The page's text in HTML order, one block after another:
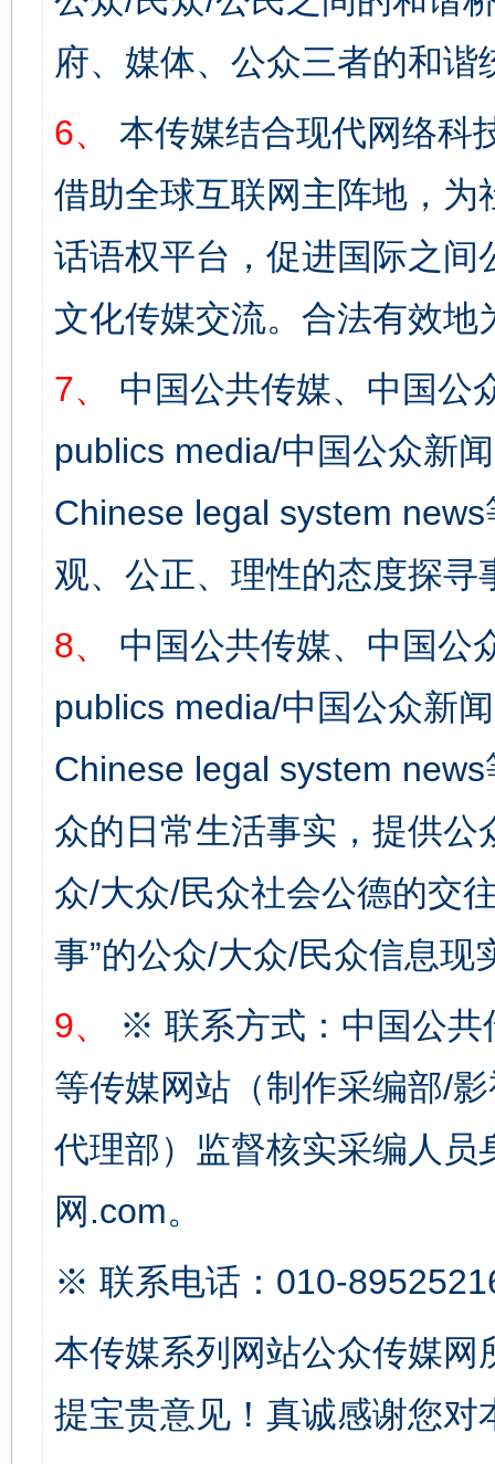
府、媒体、公众三者的和谐
6、
本传媒结合现代网络科
借助全球互联网主阵地，
话语权平台，促进国际之
文化传媒交流。合法有效地
7、
中国公共传媒、中国公
publics media/中国公众新
Chinese legal system
观、公正、理性的态度探寻
8、
中国公共传媒、中国公
publics media/中国公众新
Chinese legal system
众的日常生活事实，提供
众/大众/民众社会公德的交
事”的公众/大众/民众信息现
9、
※ 联系方式：中国公共
等传媒网站（制作采编部/
代理部）监督核实采编人员
网.com。
※ 联系电话：010-
本传媒系列网站公众传媒
提宝贵意见！真诚感谢您
网上购药对药下症？
这是一记警钟！
在谋一域中谋全局
今
魏明
“刷贴”乱象丛生
生